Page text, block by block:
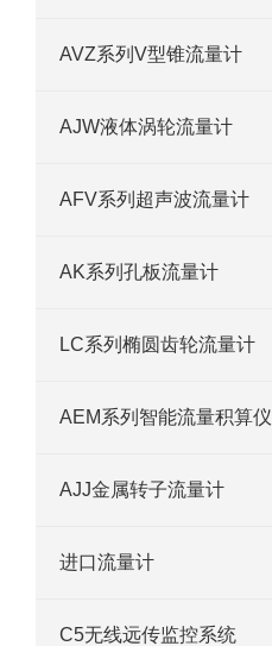
AVZ系列V型锥流量计
AJW液体涡轮流量计
AFV系列超声波流量计
AK系列孔板流量计
LC系列椭圆齿轮流量计
AEM系列智能流量积算仪
AJJ金属转子流量计
进口流量计
C5无线远传监控系统